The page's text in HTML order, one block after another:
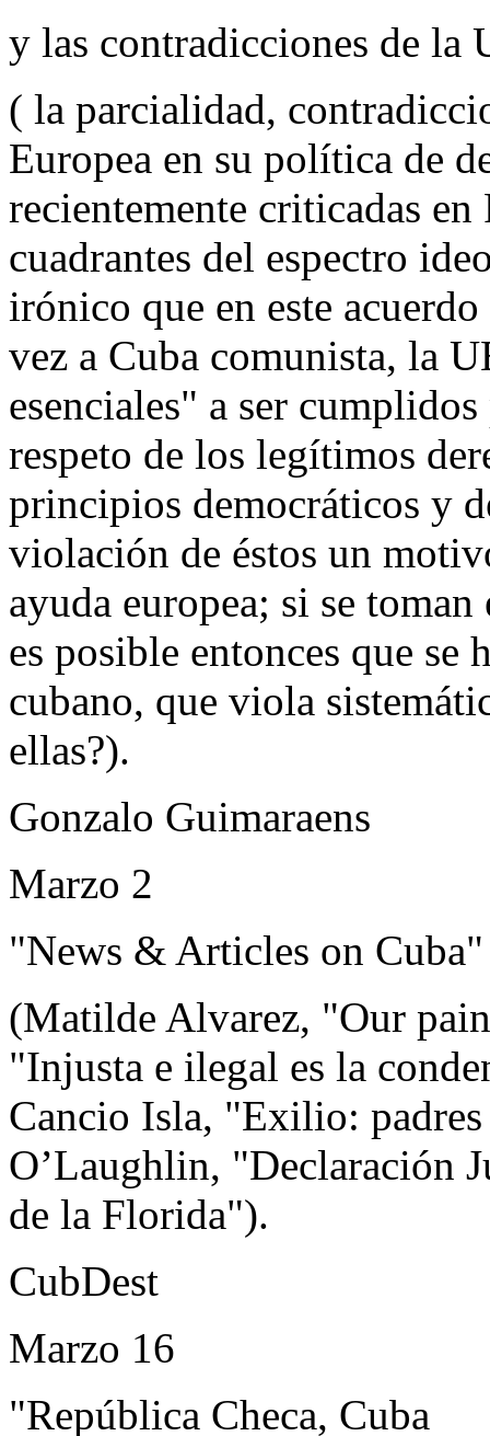
y las contradicciones de la
( la parcialidad,
Europea en su política de
recientemente criticadas
cuadrantes del espectro
irónico que en este
vez a Cuba comunista, la
esenciales" a ser
respeto de los legítimos
principios democráticos y
violación de éstos un
ayuda europea; si se
es posible entonces que se
cubano, que viola
ellas?).
Gonzalo Guimaraens
Marzo 2
"News & Articles on Cuba"
(Matilde Alvarez, "Our
"Injusta e ilegal es la
Cancio Isla, "Exilio:
O’Laughlin, "Declaración
de la Florida").
CubDest
Marzo 16
"República Checa, Cuba